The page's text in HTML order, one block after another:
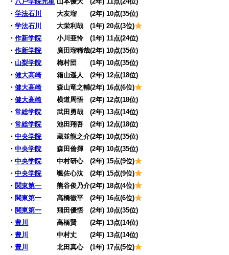
・学法石川
大友瑠 (2年) 10点(35位)
・学法石川
大栄利哉 (1年) 20点(3位)
・作新学院 小川亜怜 (1年) 11点(24位)
・作新学院 廣田瑠稀哉(2年) 10点(35位)
・ 山梨学院 梅村団 (1年) 10点(35位)
・健大高崎箱山遥人 (2年) 12点(18位)
・健大高崎森山竜之輔(2年) 16点(6位)
・健大高崎横道周悟 (2年) 12点(18位)
・常総学院 武田勇哉 (2年) 13点(14位)
・常総学院 池田翔吾 (2年) 12点(18位)
・中央学院 蔵並龍之介(2年) 10点(35位)
・中央学院 森田倫揮 (2年) 10点(35位)
・中央学院 中村研心 (2年) 15点(9位)
・中央学院 颯佐心汰 (2年) 15点(9位)
・ 関東第一 熊谷俊乃介(2年) 18点(4位)
・ 関東第一 高橋徹平 (2年) 16点(6位)
・ 関東第一 飛田優悟 (2年) 10点(35位)
・豊川
高橋賢 (2年) 13点(14位)
・豊川
中村丈 (2年) 13点(14位)
・豊川
北田真心 (1年) 17点(5位)